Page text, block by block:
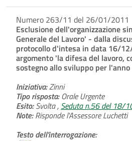
Numero 263/11 del 26/01/2011
Esclusione dell'organizzazione
Generale del Lavoro' - dalla
protocollo d'intesa in data 16/
argomento 'la difesa del lavoro,
sostegno allo sviluppo per
Iniziativa:Zinni
Tipo risposta:Orale Urgente
Esito:Svolta , Seduta n.56 del 18/
Note:Risponde l'Assessore Luchetti
Testo dell'interrogazione: